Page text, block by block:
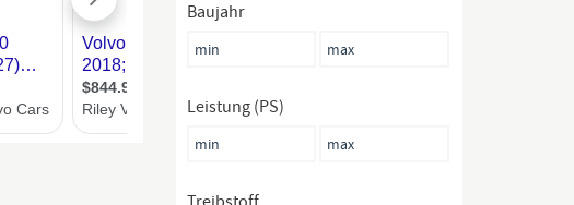
Baujahr
Leistung (PS)